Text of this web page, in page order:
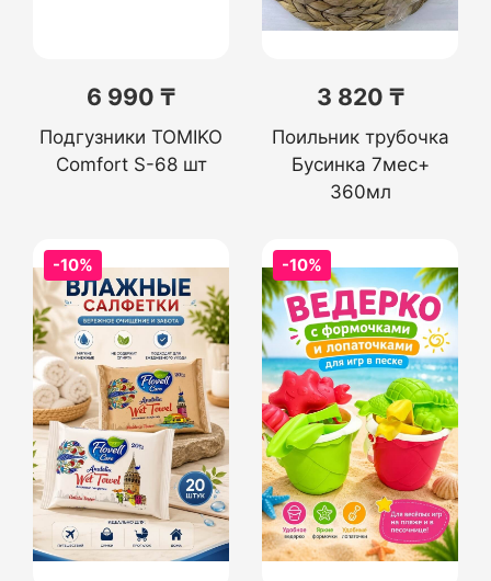
6 990 ₸
Подгузники TOMIKO
Comfort S-68 шт
3 820 ₸
Поильник трубочка
Бусинка 7мес+
360мл
-10% -10%